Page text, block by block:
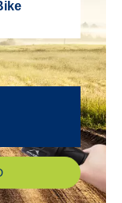
Kunststoffkäfig